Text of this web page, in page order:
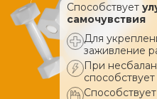
Способствует
самочувствия
Для
заживление
При